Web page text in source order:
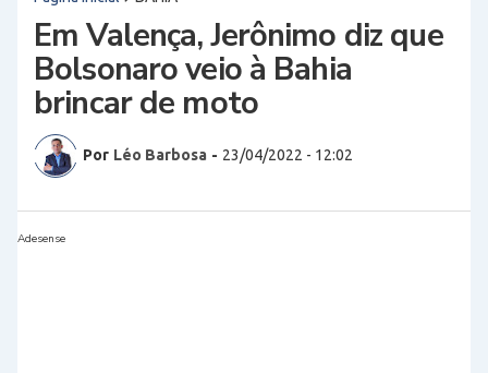
Em Valença, Jerônimo diz que
Bolsonaro veio à Bahia
brincar de moto
Por Léo Barbosa - 23/04/2022 - 12:02
Adesense